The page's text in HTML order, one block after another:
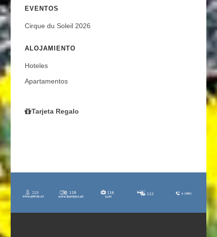
EVENTOS
Cirque du Soleil 2026
ALOJAMIENTO
Hoteles
Apartamentos
Tarjeta Regalo